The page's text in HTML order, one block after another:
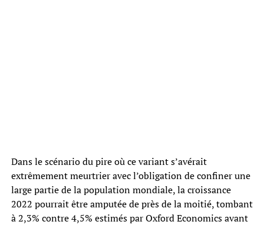
Dans le scénario du pire où ce variant s’avérait
extrêmement meurtrier avec l’obligation de confiner une
large partie de la population mondiale, la croissance
2022 pourrait être amputée de près de la moitié, tombant
à 2,3% contre 4,5% estimés par Oxford Economics avant